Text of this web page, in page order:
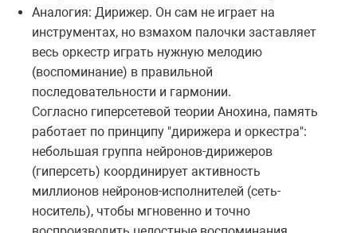
Аналогия: Дирижер. Он сам не играет на
инструментах, но взмахом палочки заставляет
весь оркестр играть нужную мелодию
(воспоминание) в правильной
последовательности и гармонии.
Согласно гиперсетевой теории Анохина, память
работает по принципу "дирижера и оркестра":
небольшая группа нейронов-дирижеров
(гиперсеть) координирует активность
миллионов нейронов-исполнителей (сеть-
носитель), чтобы мгновенно и точно